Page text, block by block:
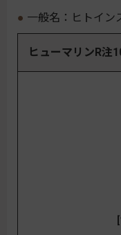
一般名：ヒトイン
ヒューマリンR注